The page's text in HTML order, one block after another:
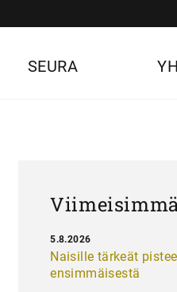
SEURA
Naisille tärkeät
ensimmäisestä
5.8.2026